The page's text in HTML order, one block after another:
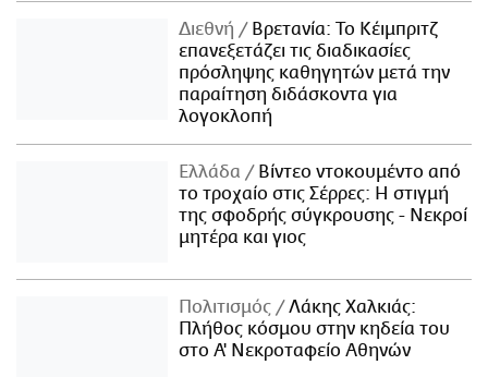
Διεθνή
Βρετανία: Το Κέιμπριτζ
επανεξετάζει τις διαδικασίες
πρόσληψης καθηγητών μετά την
παραίτηση διδάσκοντα για
λογοκλοπή
Ελλάδα
Βίντεο ντοκουμέντο από
το τροχαίο στις Σέρρες: Η στιγμή
της σφοδρής σύγκρουσης - Νεκροί
μητέρα και γιος
Πολιτισμός
Λάκης Χαλκιάς:
Πλήθος κόσμου στην κηδεία του
στο Α' Νεκροταφείο Αθηνών